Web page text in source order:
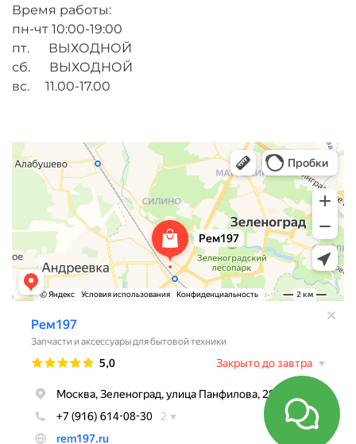
Время работы:
пн-чт 10:00-19:00
пт. ВЫХОДНОЙ
сб. ВЫХОДНОЙ
вс. 11.00-17.00